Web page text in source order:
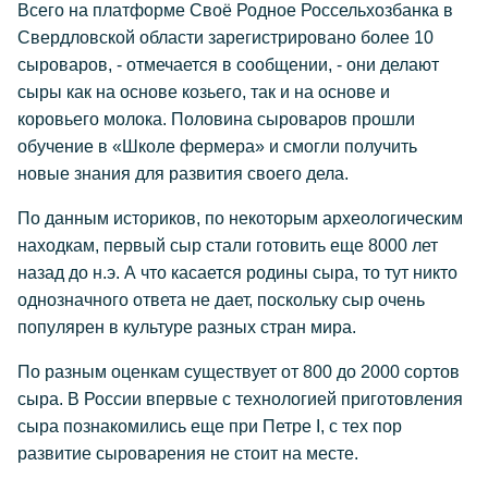
Всего на платформе Своё Родное Россельхозбанка в
Свердловской области зарегистрировано более 10
сыроваров, - отмечается в сообщении, - они делают
сыры как на основе козьего, так и на основе и
коровьего молока. Половина сыроваров прошли
обучение в «Школе фермера» и смогли получить
новые знания для развития своего дела.
По данным историков, по некоторым археологическим
находкам, первый сыр стали готовить еще 8000 лет
назад до н.э. А что касается родины сыра, то тут никто
однозначного ответа не дает, поскольку сыр очень
популярен в культуре разных стран мира.
По разным оценкам существует от 800 до 2000 сортов
сыра. В России впервые с технологией приготовления
сыра познакомились еще при Петре I, с тех пор
развитие сыроварения не стоит на месте.